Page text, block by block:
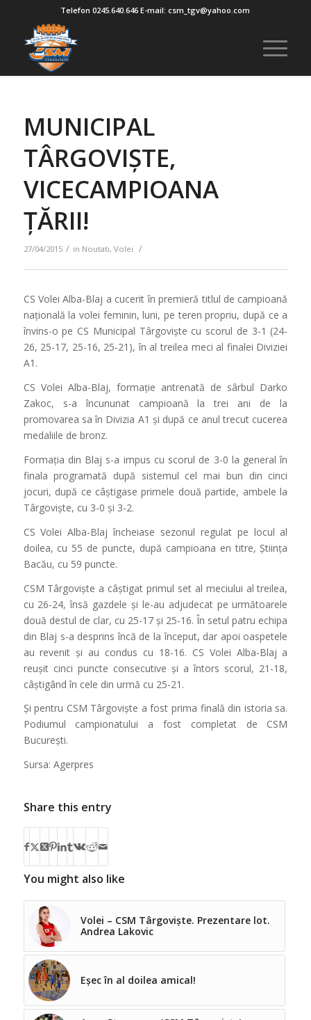
Telefon 0245.640.646 E-mail: csm_tgv@yahoo.com
MUNICIPAL
TÂRGOVIȘTE,
VICECAMPIOANA
ȚĂRII!
27/04/2015 / in Noutati, Volei /
CS Volei Alba-Blaj a cucerit în premieră titlul de campioană
națională la volei feminin, luni, pe teren propriu, după ce a
învins-o pe CS Municipal Târgoviște cu scorul de 3-1 (24-
26, 25-17, 25-16, 25-21), în al treilea meci al finalei Diviziei
A1.
CS Volei Alba-Blaj, formație antrenată de sârbul Darko
Zakoc, s-a încununat campioană la trei ani de la
promovarea sa în Divizia A1 și după ce anul trecut cucerea
medaliile de bronz.
Formația din Blaj s-a impus cu scorul de 3-0 la general în
finala programată după sistemul cel mai bun din cinci
jocuri, după ce câștigase primele două partide, ambele la
Târgoviște, cu 3-0 și 3-2.
CS Volei Alba-Blaj încheiase sezonul regulat pe locul al
doilea, cu 55 de puncte, după campioana en titre, Știința
Bacău, cu 59 puncte.
CSM Târgoviște a câștigat primul set al meciului al treilea,
cu 26-24, însă gazdele și le-au adjudecat pe următoarele
două destul de clar, cu 25-17 și 25-16. În setul patru echipa
din Blaj s-a desprins încă de la început, dar apoi oaspetele
au revenit și au condus cu 18-16. CS Volei Alba-Blaj a
reușit cinci puncte consecutive și a întors scorul, 21-18,
câștigând în cele din urmă cu 25-21.
Și pentru CSM Târgoviște a fost prima finală din istoria sa.
Podiumul campionatului a fost completat de CSM
București.
Sursa: Agerpres
Share this entry
You might also like
Volei – CSM Târgoviște. Prezentare lot.
Andrea Lakovic
Eșec în al doilea amical!